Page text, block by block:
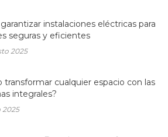
instalaciones eléctricas para
seguras y eficientes
2025
transformar cualquier espacio con las
integrales?
2025